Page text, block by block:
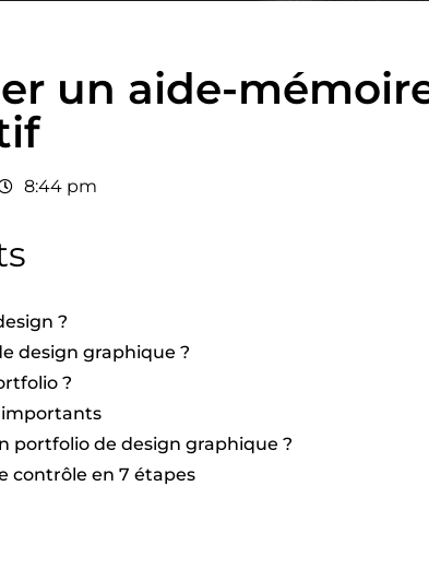
un aide-
8:44 pm
?
design graphique ?
?
portfolio de design graphique ?
contrôle en 7 étapes